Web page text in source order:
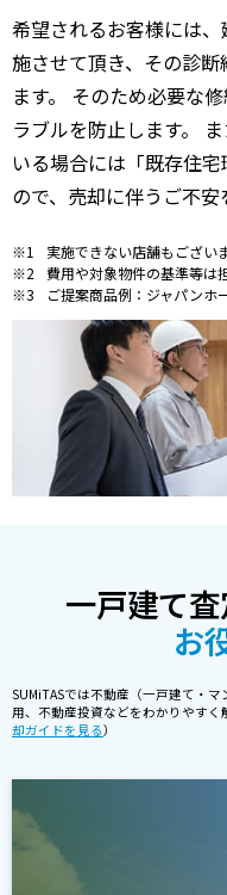
希望されるお客様には
施させて頂き、その診
ます。 そのため必要な
ラブルを防止します。
いる場合には「既存住
ので、売却に伴うご不安
実施できない店舗もございま
費用や対象物件の基準等は
ご提案商品例：ジャパンホ
一戸建て
お
SUMiTASでは不動産（一戸建て・
用、不動産投資などをわかりやす
却ガイドを見る）